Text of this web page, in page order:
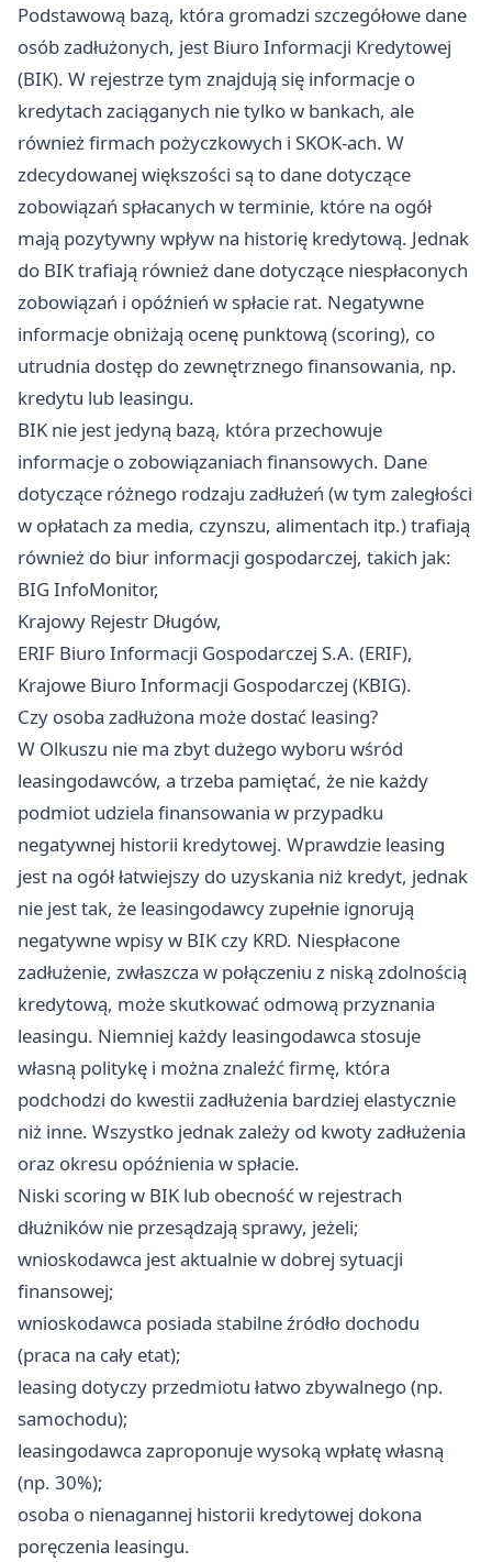
Podstawową bazą, która gromadzi szczegółowe dane
osób zadłużonych, jest Biuro Informacji Kredytowej
(BIK). W rejestrze tym znajdują się informacje o
kredytach zaciąganych nie tylko w bankach, ale
również firmach pożyczkowych i SKOK-ach. W
zdecydowanej większości są to dane dotyczące
zobowiązań spłacanych w terminie, które na ogół
mają pozytywny wpływ na historię kredytową. Jednak
do BIK trafiają również dane dotyczące niespłaconych
zobowiązań i opóźnień w spłacie rat. Negatywne
informacje obniżają ocenę punktową (scoring), co
utrudnia dostęp do zewnętrznego finansowania, np.
kredytu lub leasingu.
BIK nie jest jedyną bazą, która przechowuje
informacje o zobowiązaniach finansowych. Dane
dotyczące różnego rodzaju zadłużeń (w tym zaległości
w opłatach za media, czynszu, alimentach itp.) trafiają
również do biur informacji gospodarczej, takich jak:
BIG InfoMonitor,
Krajowy Rejestr Długów,
ERIF Biuro Informacji Gospodarczej S.A. (ERIF),
Krajowe Biuro Informacji Gospodarczej (KBIG).
Czy osoba zadłużona może dostać leasing?
W Olkuszu nie ma zbyt dużego wyboru wśród
leasingodawców, a trzeba pamiętać, że nie każdy
podmiot udziela finansowania w przypadku
negatywnej historii kredytowej. Wprawdzie leasing
jest na ogół łatwiejszy do uzyskania niż kredyt, jednak
nie jest tak, że leasingodawcy zupełnie ignorują
negatywne wpisy w BIK czy KRD. Niespłacone
zadłużenie, zwłaszcza w połączeniu z niską zdolnością
kredytową, może skutkować odmową przyznania
leasingu. Niemniej każdy leasingodawca stosuje
własną politykę i można znaleźć firmę, która
podchodzi do kwestii zadłużenia bardziej elastycznie
niż inne. Wszystko jednak zależy od kwoty zadłużenia
oraz okresu opóźnienia w spłacie.
Niski scoring w BIK lub obecność w rejestrach
dłużników nie przesądzają sprawy, jeżeli;
wnioskodawca jest aktualnie w dobrej sytuacji
finansowej;
wnioskodawca posiada stabilne źródło dochodu
(praca na cały etat);
leasing dotyczy przedmiotu łatwo zbywalnego (np.
samochodu);
leasingodawca zaproponuje wysoką wpłatę własną
(np. 30%);
osoba o nienagannej historii kredytowej dokona
poręczenia leasingu.